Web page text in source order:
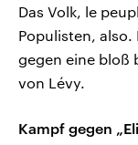
Das Volk, le
Populisten,
gegen eine bloß
von Lévy.
Kampf gegen